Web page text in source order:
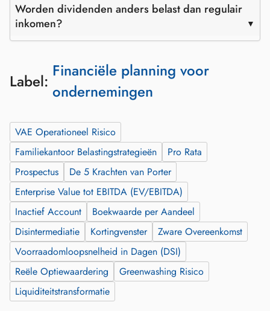
Worden dividenden anders belast dan regulair
inkomen?
Label: Financiële planning voor
ondernemingen
VAE Operationeel Risico
Familiekantoor Belastingstrategieën
Pro Rata
Prospectus
De 5 Krachten van Porter
Enterprise Value tot EBITDA (EV/EBITDA)
Inactief Account
Boekwaarde per Aandeel
Disintermediatie
Kortingvenster
Zware Overeenkomst
Voorraadomloopsnelheid in Dagen (DSI)
Reële Optiewaardering
Greenwashing Risico
Liquiditeitstransformatie